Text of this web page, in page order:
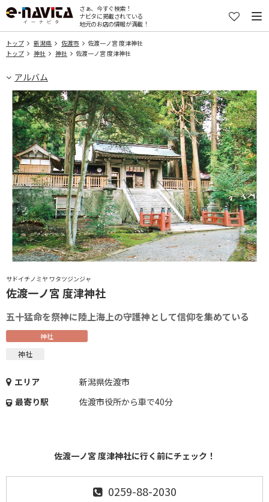
さぁ、今すぐ検索！
ナビタに掲載されている
地元のお店の情報が満載！
トップ 新潟県 佐渡市
佐渡一ノ宮 度津神社
トップ
神社 神社 佐渡一ノ宮 度津神社
アルバム
サドイチノミヤ ワタツジンジャ
佐渡一ノ宮 度津神社
五十猛命を祭神に陸上海上の守護神として信仰を集めている
神社
神社
エリア
新潟県佐渡市
最寄り駅
佐渡市役所から車で40分
佐渡一ノ宮 度津神社に行く前にチェック！
0259-88-2030